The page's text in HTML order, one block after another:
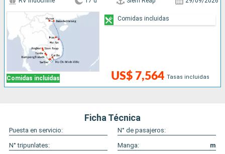
Comidas incluidas US$ 7,564 Tasas incluidas
Comidas incluidas
Ficha Técnica
Puesta en servicio:
N° de pasajeros:
N° tripunlates:
Manga:
m